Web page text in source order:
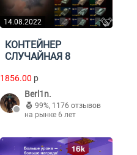
14.08.2022
КОНТЕЙНЕР
СЛУЧАЙНАЯ 8
1856.00 p
Berl1n.
99%, 1176 отзывов
на рынке 6 лет